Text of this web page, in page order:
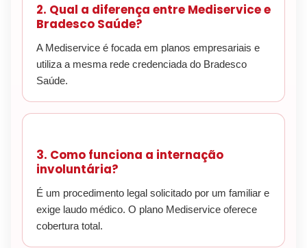
2. Qual a diferença entre Mediservice e
Bradesco Saúde?
A Mediservice é focada em planos empresariais e
utiliza a mesma rede credenciada do Bradesco
Saúde.
3. Como funciona a internação
involuntária?
É um procedimento legal solicitado por um familiar e
exige laudo médico. O plano Mediservice oferece
cobertura total.